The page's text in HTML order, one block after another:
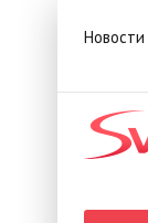
Новости